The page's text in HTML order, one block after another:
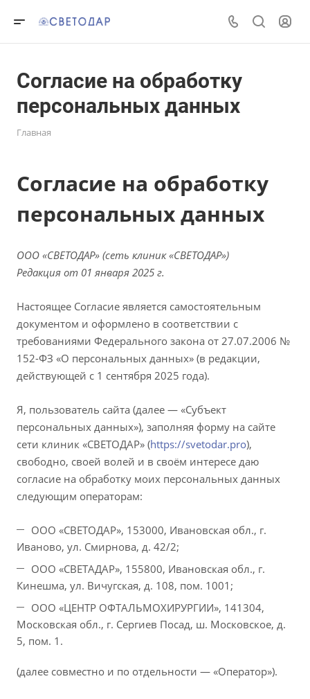
Согласие на обработку
персональных данных
Главная
Согласие на обработку
персональных данных
ООО «СВЕТОДАР» (сеть клиник «СВЕТОДАР»)
Редакция от 01 января 2025 г.
Настоящее Согласие является самостоятельным
документом и оформлено в соответствии с
требованиями Федерального закона от 27.07.2006 №
152-ФЗ «О персональных данных» (в редакции,
действующей с 1 сентября 2025 года).
Я, пользователь сайта (далее — «Субъект
персональных данных»), заполняя форму на сайте
сети клиник «СВЕТОДАР» (https://svetodar.pro),
свободно, своей волей и в своём интересе даю
согласие на обработку моих персональных данных
следующим операторам:
ООО «СВЕТОДАР», 153000, Ивановская обл., г.
Иваново, ул. Смирнова, д. 42/2;
ООО «СВЕТАДАР», 155800, Ивановская обл., г.
Кинешма, ул. Вичугская, д. 108, пом. 1001;
ООО «ЦЕНТР ОФТАЛЬМОХИРУРГИИ», 141304,
Московская обл., г. Сергиев Посад, ш. Московское, д.
5, пом. 1.
(далее совместно и по отдельности — «Оператор»).